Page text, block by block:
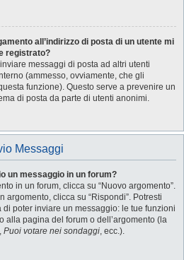
all’indirizzo di posta di un utente mi
registrato?
messaggi di posta ad altri utenti
(ammesso, ovviamente, che gli
funzione). Questo serve a prevenire un
di posta da parte di utenti anonimi.
Messaggi
un messaggio in un forum?
in un forum, clicca su “Nuovo argomento”.
argomento, clicca su “Rispondi”. Potresti
poter inviare un messaggio: le tue funzioni
alla pagina del forum o dell’argomento (la
, Puoi votare nei sondaggi, ecc.).